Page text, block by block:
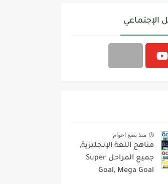
الإجتماعي
منذ بضع اعوام
مناهج اللغة الإنجليزية,
جميع المراحل Super
Goal, Mega Goal